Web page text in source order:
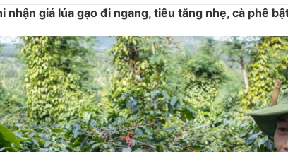
nhận giá lúa gạo đi ngang, tiêu tăng nhẹ, cà phê